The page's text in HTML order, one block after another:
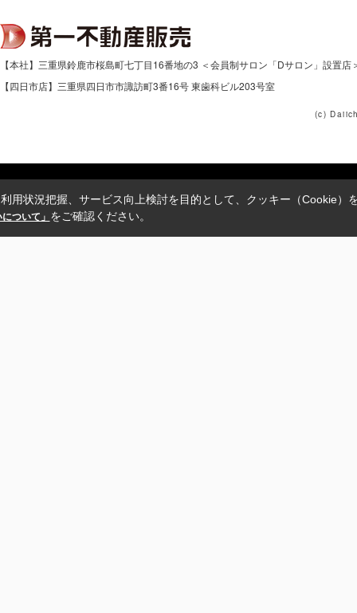
【本社】三重県鈴鹿市桜島町七丁目16番地の3 ＜会員制サロン「Dサロン」設置店
【四日市店】三重県四日市市諏訪町3番16号 東歯科ビル203号室
(c)
用状況把握、サービス向上検討を目的として、クッキー（Cookie）
ついて」 をご確認ください。